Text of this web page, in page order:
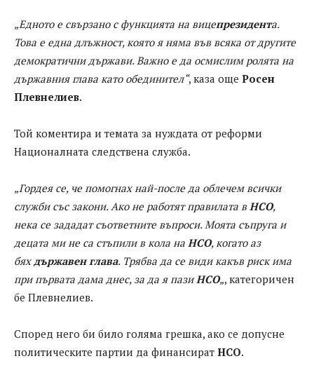
„Едното е свързано с функцията на вицепрезидента.
Това е една длъжност, която я няма във всяка от другите
демократични държави. Важно е да осмислим ролята на
държавния глава като обединител“, каза още Росен
Плевнелиев.
Той коментира и темата за нуждата от реформи
Националната следствена служба.
„Гордея се, че помогнах най-после да облечем всички
служби със закони. Ако не работят правилата вНСО,
нека се зададат съответните въпроси. Моята съпруга и
децата ми не са стъпили в кола на НСО, когато аз
бяхдържавен глава. Трябва да се види какъв риск има
при първата дама днес, за да я пазиНСО„, категоричен
бе Плевнелиев.
Според него би било голяма грешка, ако се допусне
политическите партии да финансират НСО.